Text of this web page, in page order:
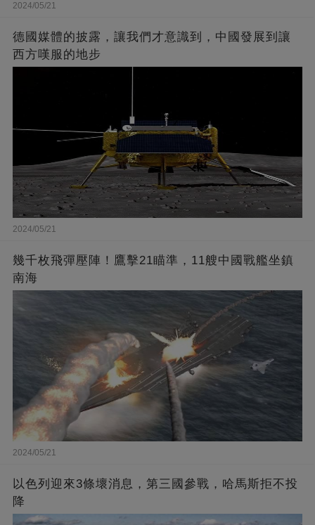
2024/05/21
德國媒體的披露，讓我們才意識到，中國發展到讓
西方嘆服的地步
2024/05/21
幾千枚飛彈壓陣！鷹擊21瞄準，11艘中國戰艦坐鎮
南海
2024/05/21
以色列迎來3條壞消息，第三國參戰，哈馬斯拒不投
降